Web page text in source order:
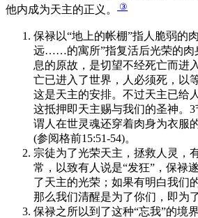
他内成为天主的正义。
③
保禄以“地上的帐棚”指人脆弱的
远……的寓所”指复活后光荣的肉
息的原故，是切望不经死亡而进
亡已进入了世界，人必须死，以
这是天主的安排。不过天主已给
这抵押即天主赐与我们的圣神。
谓人在世灵魂还穿着肉身为衣服
(参阅格前15:51-54)。
宗徒为了光荣天主，拯救人灵，
常，以致有人说是“发狂”，保禄
了天主的光荣；如果有明白我们
那么我们清醒是为了你们，即为
保禄之所以到了这种“忘我”的境